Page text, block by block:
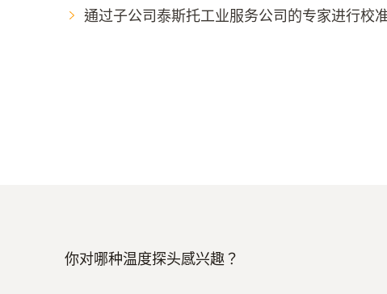
通过子公司泰斯托工业服务公司的专家进行校
你对哪种温度探头感兴趣？